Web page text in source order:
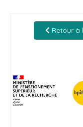
Retour à